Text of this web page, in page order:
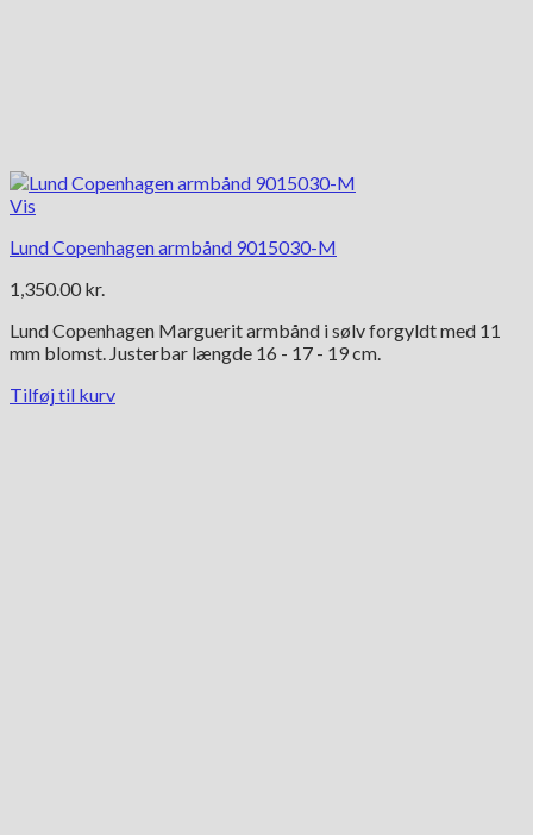
Vis
Lund Copenhagen armbånd 9015030-M
1,350.00 kr.
Lund Copenhagen Marguerit armbånd i sølv forgyldt med 11
mm blomst. Justerbar længde 16 - 17 - 19 cm.
Tilføj til kurv